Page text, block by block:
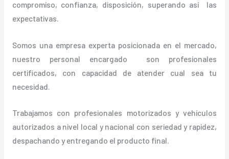
compromiso, confianza, disposición, superando así las
expectativas.
Somos una empresa experta posicionada en el mercado,
nuestro personal encargado son profesionales
certificados, con capacidad de atender cual sea tu
necesidad.
Trabajamos con profesionales motorizados y vehículos
autorizados a nivel local y nacional con seriedad y rapidez,
despachando y entregando el producto final.